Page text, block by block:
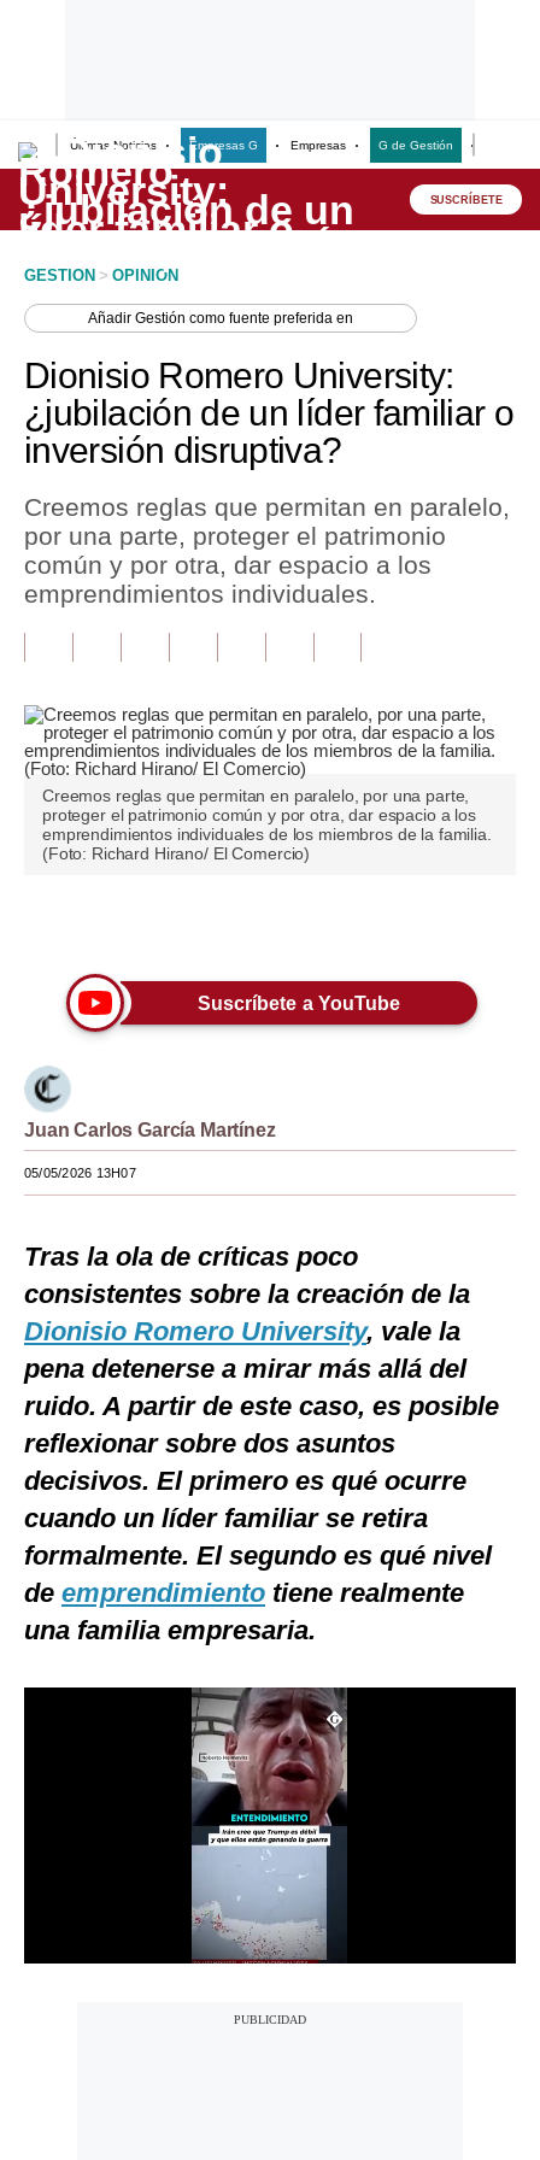
Últimas Noticias Empresas G Empresas G de Gestión
Lo último
Peru Quiosco
Economía
Mercados
Política
Finanzas Personales
Plus G
Opinión
Editorial
Tendencias
Lujo
Viajes
Moda
EEUU
México
España
Internacional
Tecnología
Mix
G de Gestión
Notas Contratadas
Podcast
SUSCRÍBETE
GESTION > OPINION
AñadirGestión como fuente preferida en
Dionisio Romero University:
¿jubilación de un líder familiar o
inversión disruptiva?
Creemos reglas que permitan en paralelo,
por una parte, proteger el patrimonio
común y por otra, dar espacio a los
emprendimientos individuales.
Creemos reglas que permitan en paralelo, por una parte,
proteger el patrimonio común y por otra, dar espacio a los
emprendimientos individuales de los miembros de la familia.
(Foto: Richard Hirano/ El Comercio)
Suscríbete a YouTube
Juan Carlos García Martínez
05/05/2026 13H07
Tras la ola de críticas poco
consistentes sobre la creación de la
Dionisio Romero University, vale la
pena detenerse a mirar más allá del
ruido. A partir de este caso, es posible
reflexionar sobre dos asuntos
decisivos. El primero es qué ocurre
cuando un líder familiar se retira
formalmente. El segundo es qué nivel
de emprendimiento tiene realmente
una familia empresaria.